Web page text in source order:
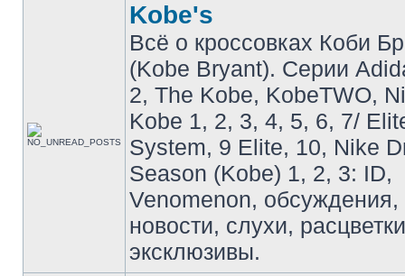
Kobe's
Всё о кроссовках Коби
(Kobe Bryant). Серии
2, The Kobe, KobeTWO,
Kobe 1, 2, 3, 4, 5, 6, 7/
System, 9 Elite, 10, Nike
Season (Kobe) 1, 2, 3: ID,
Venomenon,
новости, слухи,
эксклюзивы.